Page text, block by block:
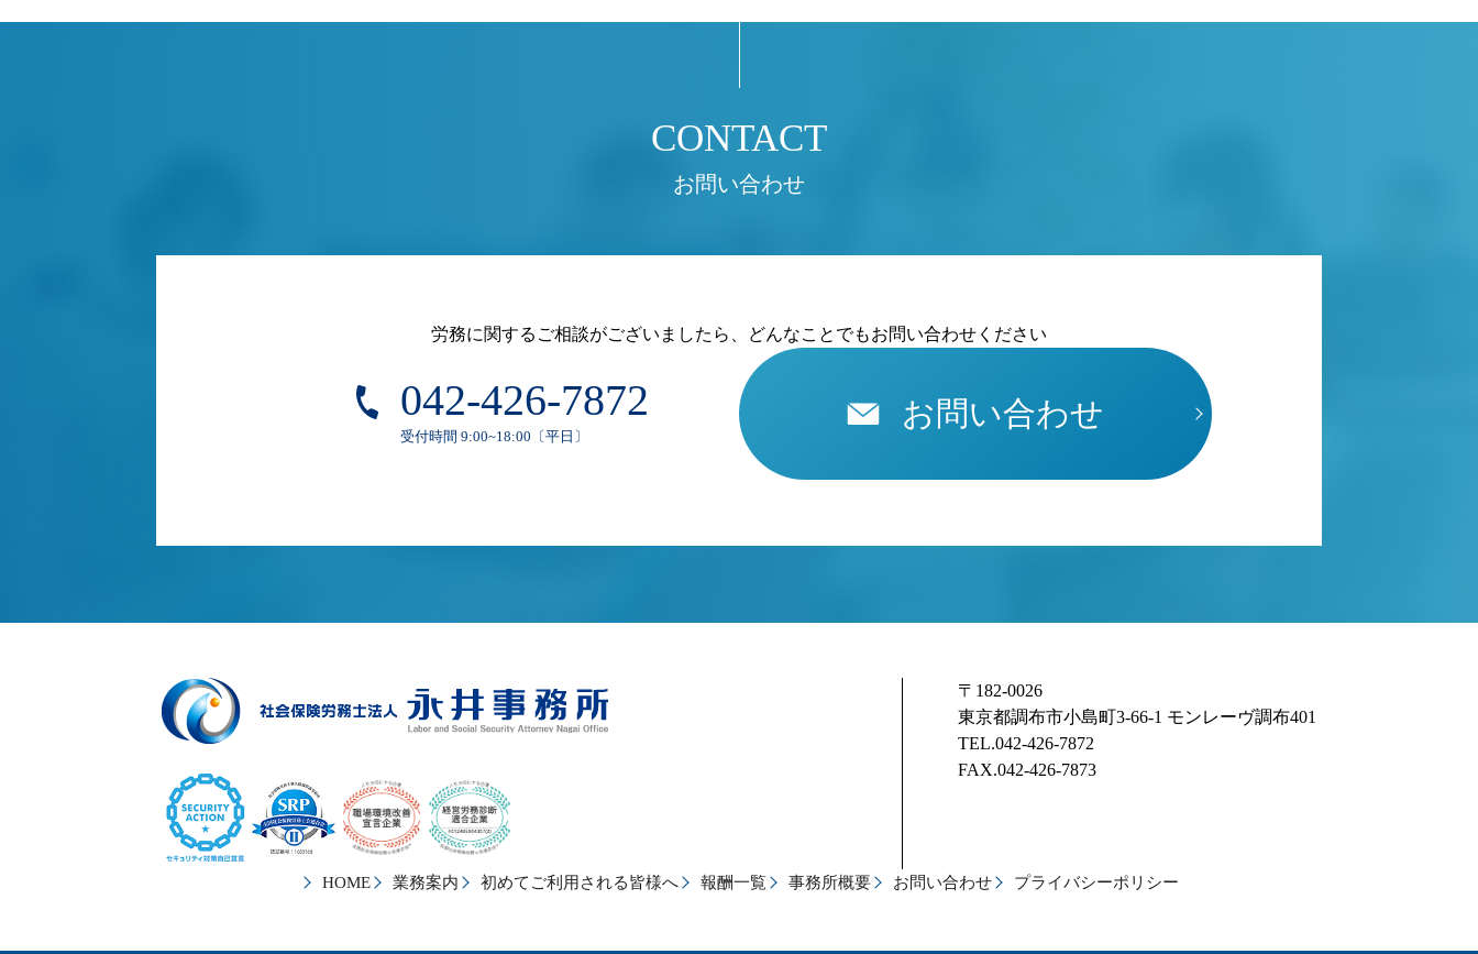
お問い合わせ
労務に関するご相談がございましたら、どんなことでもお問い合わせください
042-426-7872
受付時間 9:00~18:00〔平日〕
お問い合わせ
〒182-0026
東京都調布市小島町3-66-1 モンレーヴ調布401
TEL.042-426-7872
FAX.042-426-7873
HOME 業務案内 初めてご利用される皆様へ 報酬一覧 事務所概要 お問い合わせ プライバシーポリシー